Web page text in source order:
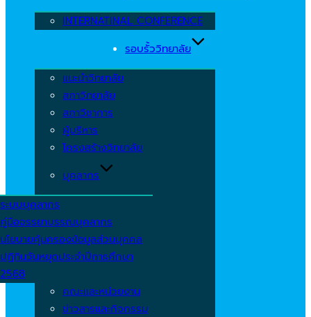
INTERNATINAL CONFERENCE
รอบรั้ววิทยาลัย
แนะนำวิทยาลัย
สภาวิทยาลัย
สภาวิชาการ
ผู้บริหาร
โครงสร้างวิทยาลัย
บุคลากร
ระบบบุคลากร
คู่มือจรรยาบรรณบุคลากร
นโยบายคุ้มครองข้อมูลส่วนบุคคล
ปฏิทินวันหยุดประจำปีการศึกษา
2568
คณะและหน่วยงาน
ข่าวสารและกิจกรรม